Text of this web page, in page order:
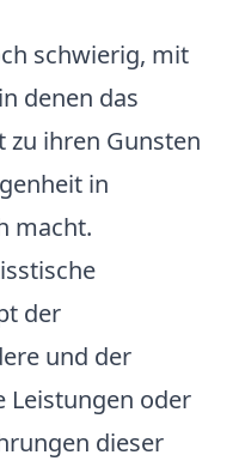
schwierig, mit
denen das
ihren Gunsten
in
macht.
der
und der
Leistungen oder
dieser